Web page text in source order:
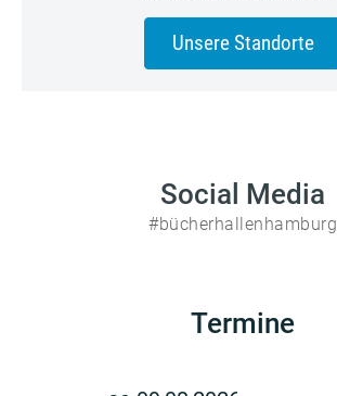
Unsere Standorte
Social Media
#bücherhallenhamburg
Termine